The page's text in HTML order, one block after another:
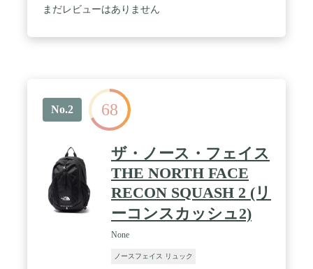
ポケット/ボトムはパッドつきでより自立させやす
まだレビューはありません
No.2 68
ザ・ノース・フェイス
THE NORTH FACE
RECON SQUASH 2 (リ
ーコンスカッシュ2)
None
ノースフェイス リュック